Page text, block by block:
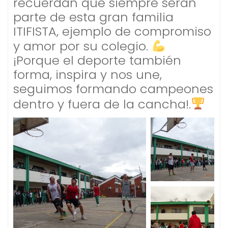
parte de esta gran familia
ITIFISTA, ejemplo de compromiso
y amor por su colegio.
¡Porque el deporte también
forma, inspira y nos une,
seguimos formando campeones
dentro y fuera de la cancha!.